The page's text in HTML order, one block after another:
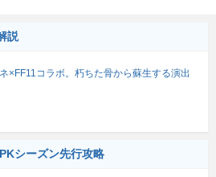
説
×FF11コラボ。朽ちた骨から蘇生する演出
シーズン先行攻略